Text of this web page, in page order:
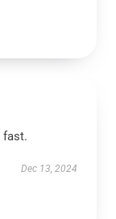
fast.
Dec 13, 2024